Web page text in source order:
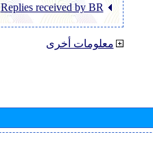
Replies received by BR
معلومات أخرى